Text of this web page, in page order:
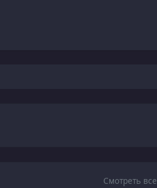
Смотреть все